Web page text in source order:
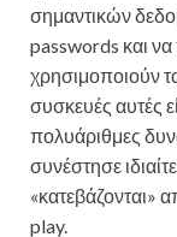
σημαντικών
passwords και να
χρησιμοποιούν
συσκευές αυτές
πολυάριθμες
συνέστησε
«κατεβάζονται»
play.